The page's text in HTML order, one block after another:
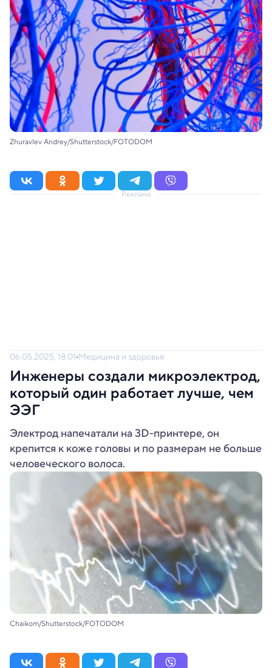
Zhuravlev Andrey/Shutterstock/FOTODOM
Реклама
06.05.2025, 18:01 Медицина и здоровье
Инженеры создали микроэлектрод,
который один работает лучше, чем
ЭЭГ
Электрод напечатали на 3D-принтере, он
крепится к коже головы и по размерам не больше
человеческого волоса.
Chaikom/Shutterstock/FOTODOM